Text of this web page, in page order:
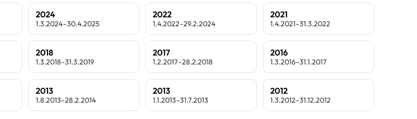
2024
1.3.2024–30.4.2025
2022
1.4.2022–29.2.2024
2021
1.4.2021–31.3.2022
2018
1.3.2018–31.3.2019
2017
1.2.2017–28.2.2018
2016
1.3.2016–31.1.2017
2013
1.8.2013–28.2.2014
2013
1.1.2013–31.7.2013
2012
1.3.2012–31.12.2012